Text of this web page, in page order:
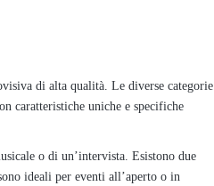
di alta qualità. Le diverse categorie
caratteristiche uniche e specifiche
o di un’intervista. Esistono due
ideali per eventi all’aperto o in